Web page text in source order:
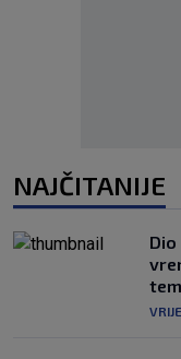
NAJČITANIJE